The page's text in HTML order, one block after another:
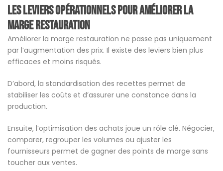
Les leviers opérationnels pour améliorer la
marge restauration
Améliorer la marge restauration ne passe pas uniquement
par l’augmentation des prix. Il existe des leviers bien plus
efficaces et moins risqués.
D’abord, la standardisation des recettes permet de
stabiliser les coûts et d’assurer une constance dans la
production.
Ensuite, l’optimisation des achats joue un rôle clé. Négocier,
comparer, regrouper les volumes ou ajuster les
fournisseurs permet de gagner des points de marge sans
toucher aux ventes.